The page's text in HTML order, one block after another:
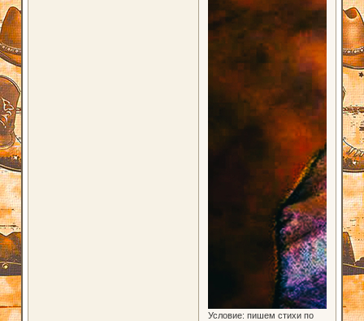
Условие: пишем стихи по